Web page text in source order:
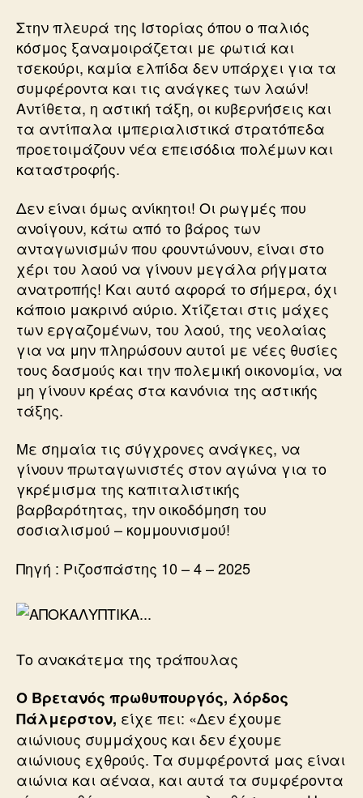
Στην πλευρά της Ιστορίας όπου ο παλιός
κόσμος ξαναμοιράζεται με φωτιά και
τσεκούρι, καμία ελπίδα δεν υπάρχει για τα
συμφέροντα και τις ανάγκες των λαών!
Αντίθετα, η αστική τάξη, οι κυβερνήσεις και
τα αντίπαλα ιμπεριαλιστικά στρατόπεδα
προετοιμάζουν νέα επεισόδια πολέμων και
καταστροφής.
Δεν είναι όμως ανίκητοι! Οι ρωγμές που
ανοίγουν, κάτω από το βάρος των
ανταγωνισμών που φουντώνουν, είναι στο
χέρι του λαού να γίνουν μεγάλα ρήγματα
ανατροπής! Και αυτό αφορά το σήμερα, όχι
κάποιο μακρινό αύριο. Χτίζεται στις μάχες
των εργαζομένων, του λαού, της νεολαίας
για να μην πληρώσουν αυτοί με νέες θυσίες
τους δασμούς και την πολεμική οικονομία, να
μη γίνουν κρέας στα κανόνια της αστικής
τάξης.
Με σημαία τις σύγχρονες ανάγκες, να
γίνουν πρωταγωνιστές στον αγώνα για το
γκρέμισμα της καπιταλιστικής
βαρβαρότητας, την οικοδόμηση του
σοσιαλισμού – κομμουνισμού!
Πηγή : Ριζοσπάστης 10 – 4 – 2025
Το ανακάτεμα της τράπουλας
Ο Βρετανός πρωθυπουργός, λόρδος
Πάλμερστον, είχε πει: «Δεν έχουμε
αιώνιους συμμάχους και δεν έχουμε
αιώνιους εχθρούς. Τα συμφέροντά μας είναι
αιώνια και αέναα, και αυτά τα συμφέροντα